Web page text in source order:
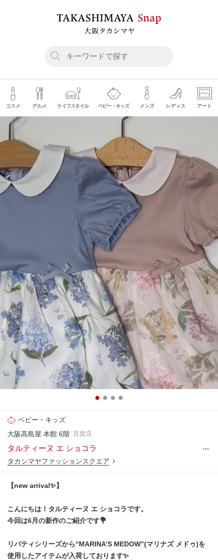
コスメ グルメ ライフスタイル ベビー・キッズ メンズ レディス アート
ベビー・キッズ
大阪高島屋 本館 6階 百貨店
タルティーヌ エ ショコラ
…
タカシマヤファッションスクエア
【new arrival✨】
こんにちは！タルティーヌ エ ショコラです。
今回は6月の新作のご紹介です💐
リバティシリーズから“MARINA’S MEDOW”(マリナズ メドゥ)を
使用したアイテムが入荷しております✨